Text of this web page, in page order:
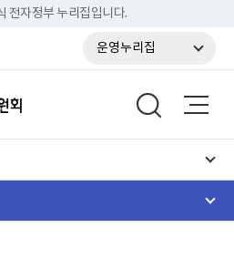
전자정부 누리집입니다.
운영누리집